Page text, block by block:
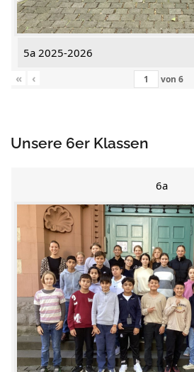
5a 2025-2026
«
‹ von 6
Unsere 6er Klassen
6a